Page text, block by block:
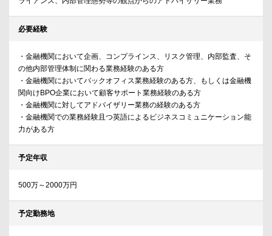
必要経験
・金融機関において企画、コンプラインス、リスク管理、内部監査、そ
の他内部管理体制に関わる業務経験のある方
・金融機関においてバックオフィス業務経験のある方、もしくは金融機
関向けBPO企業において顧客サポート業務経験のある方
・金融機関に対してアドバイザリー業務の経験のある方
・金融機関での業務経験且つ英語によるビジネスコミュニケーション能
力がある方
予定年収
500万～2000万円
予定勤務地